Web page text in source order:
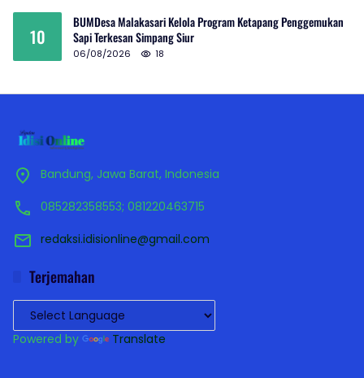
10
BUMDesa Malakasari Kelola Program Ketapang Penggemukan
Sapi Terkesan Simpang Siur
06/08/2026 18
Bandung, Jawa Barat, Indonesia
085282358553; 081220463715
redaksi.idisionline@gmail.com
Terjemahan
Powered by Translate